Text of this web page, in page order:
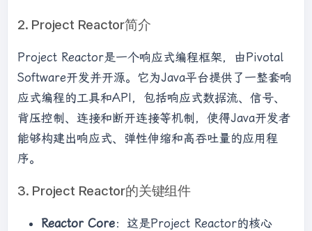
2. Project Reactor简介
Project Reactor是一个响应式编程框架，由Pivotal
Software开发并开源。它为Java平台提供了一整套响
应式编程的工具和API，包括响应式数据流、信号、
背压控制、连接和断开连接等机制，使得Java开发者
能够构建出响应式、弹性伸缩和高吞吐量的应用程
序。
3. Project Reactor的关键组件
Reactor Core：这是Project Reactor的核心